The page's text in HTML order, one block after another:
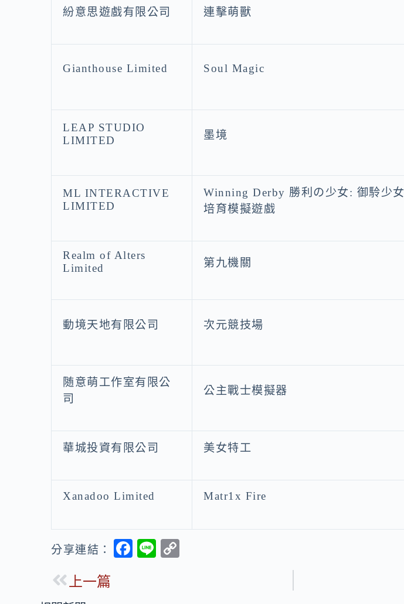
紛意思遊戲有限公司 連擊萌獸
Gianthouse Limited Soul Magic
LEAP STUDIO
LIMITED
墨境
ML INTERACTIVE
LIMITED
Winning Derby 勝利の少女: 御駖少女
培育模擬遊戲
Realm of Alters
Limited
第九機關
動境天地有限公司 次元競技場
随意萌工作室有限公
司
公主戰士模擬器
華城投資有限公司 美女特工
Xanadoo Limited Matr1x Fire
分享連結：
F
Li
上一篇